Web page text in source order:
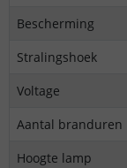
Bescherming
Stralingshoek
Voltage
Aantal branduren
Hoogte lamp